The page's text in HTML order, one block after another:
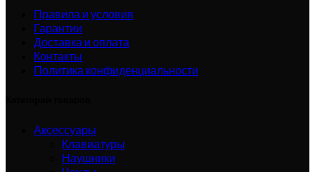
Правила и условия
Гарантии
Доставка и оплата
Контакты
Политика конфиденциальности
Аксессуары
Клавиатуры
Наушники